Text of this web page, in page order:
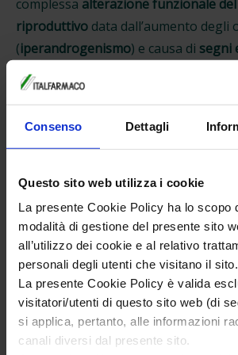
Consenso Dettagli
Questo sito web utilizza i cookie
La presente Cookie Policy ha lo scopo
modalità di gestione del presente sito
all’utilizzo dei cookie e al relativo
personali degli utenti che visitano il sito.
La presente Cookie Policy è valida
visitatori/utenti di questo sito web (di
si applica, pertanto, alle informazioni
canali diversi dal presente sito.
complessa alterazione funzionale
riproduttivo data dall’aumento degli
(iperandrogenismo) e causa di segni
irsutismo (eccesso di peluria
alopecia androgenetica (acne e
maschile)
irregolari, assenza di
cicli scarsi o prolungati)(3)
difficoltà a rimanere incinta a
dell'ovulazione irregolare o
ovulazione(1)
aumento di peso
pelle grassa o acneica(1)
La PCOS è associata ad un aumento